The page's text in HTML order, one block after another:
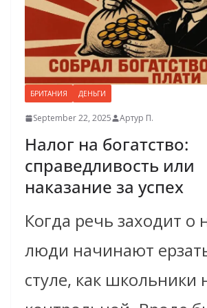
БРИТАНИЯ ДЕНЬГИ
September 22, 2025 Артур П.
Налог на богатство:
справедливость или
наказание за успех
Когда речь заходит о
люди начинают
стуле, как школьники